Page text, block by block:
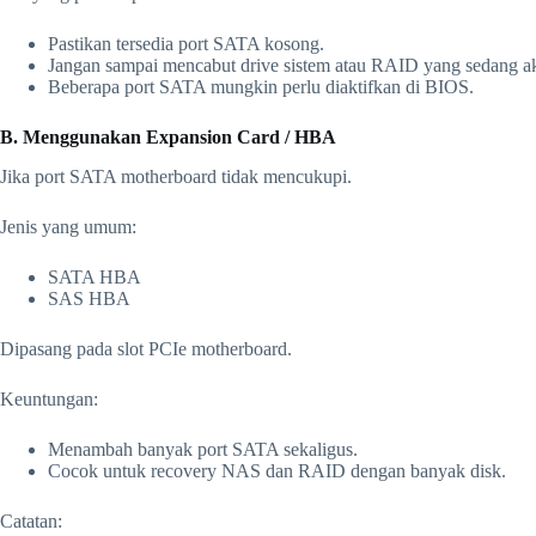
Pastikan tersedia port SATA kosong.
Jangan sampai mencabut drive sistem atau RAID yang sedang
Beberapa port SATA mungkin perlu diaktifkan di BIOS.
B. Menggunakan Expansion Card / HBA
Jika port SATA motherboard tidak mencukupi.
Jenis yang umum:
SATA HBA
SAS HBA
Dipasang pada slot PCIe motherboard.
Keuntungan:
Menambah banyak port SATA sekaligus.
Cocok untuk recovery NAS dan RAID dengan banyak disk.
Catatan: